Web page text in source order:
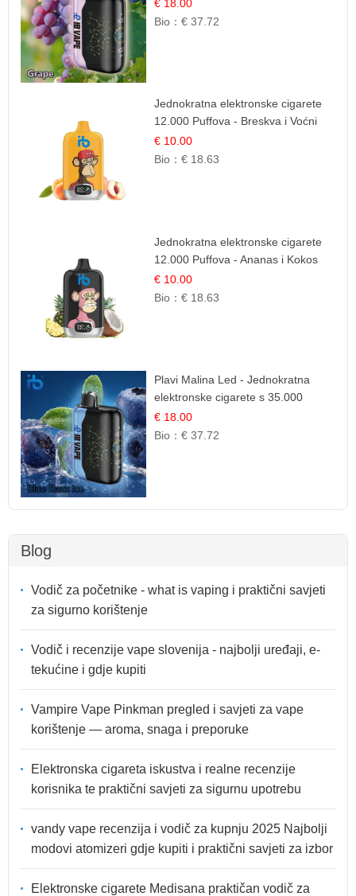
€ 18.00
Bio：€ 37.72
Jednokratna elektronske cigarete
12.000 Puffova - Breskva i Voćni
Sok | Osježavajuća Voćna
Mješavina
€ 10.00
Bio：€ 18.63
Jednokratna elektronske cigarete
12.000 Puffova - Ananas i Kokos
Sladoled | Tropski Desert
€ 10.00
Bio：€ 18.63
Plavi Malina Led - Jednokratna
elektronske cigarete s 35.000
šlukova | IBVape
€ 18.00
Bio：€ 37.72
Blog
Vodič za početnike - what is vaping i praktični savjeti
za sigurno korištenje
Vodič i recenzije vape slovenija - najbolji uređaji, e-
tekućine i gdje kupiti
Vampire Vape Pinkman pregled i savjeti za vape
korištenje — aroma, snaga i preporuke
Elektronska cigareta iskustva i realne recenzije
korisnika te praktični savjeti za sigurnu upotrebu
vandy vape recenzija i vodič za kupnju 2025 Najbolji
modovi atomizeri gdje kupiti i praktični savjeti za izbor
Elektronske cigarete Medisana praktičan vodič za